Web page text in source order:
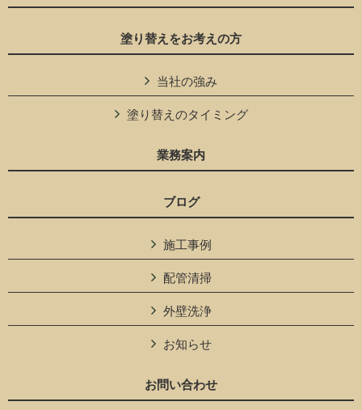
塗り替えをお考えの方
当社の強み
塗り替えのタイミング
業務案内
ブログ
施工事例
配管清掃
外壁洗浄
お知らせ
お問い合わせ